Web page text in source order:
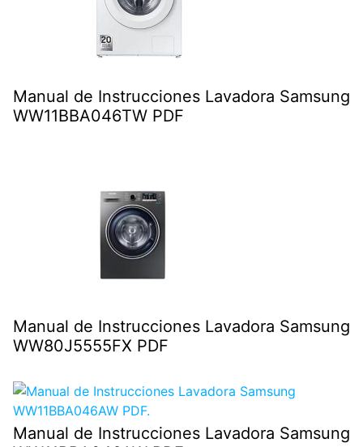
Manual de Instrucciones Lavadora Samsung
WW11BBA046TW PDF
Manual de Instrucciones Lavadora Samsung
WW80J5555FX PDF
Manual de Instrucciones Lavadora Samsung